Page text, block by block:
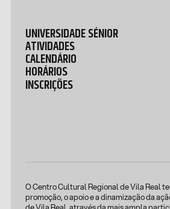
UNIVERSIDADE SÉNIOR
ATIVIDADES
CALENDÁRIO
HORÁRIOS
INSCRIÇÕES
O Centro Cultural Regional de Vila Real
promoção, o apoio e a dinamização da